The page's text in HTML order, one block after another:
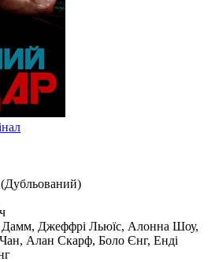
Джеффрі Льюїс, Алонна Шоу,
Алан Скарф, Боло Єнг, Енді